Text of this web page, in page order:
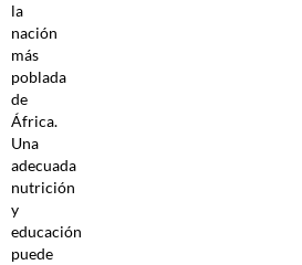
la
nación
más
poblada
de
África.
Una
adecuada
nutrición
y
educación
puede